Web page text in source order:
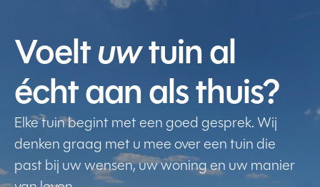
Voeltuwtuin al
écht aan als thuis?
Elke tuin begint met een goed gesprek. Wij
denken graag met u mee over een tuin die
past bij uw wensen, uw woning en uw manier